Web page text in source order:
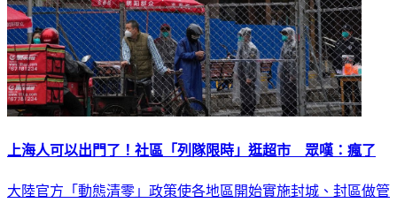
上海人可以出門了！社區「列隊限時」逛超市 眾嘆：瘋了
大陸官方「動態清零」政策使各地區開始實施封城、封區做管